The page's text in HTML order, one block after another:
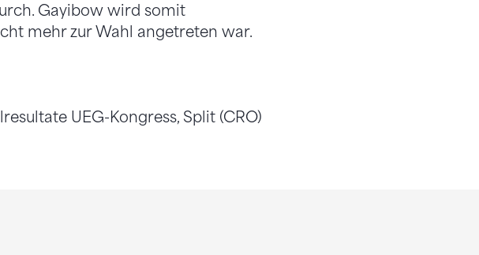
Gayibow wird somit
mehr zur Wahl angetreten war.
UEG-Kongress, Split (CRO)